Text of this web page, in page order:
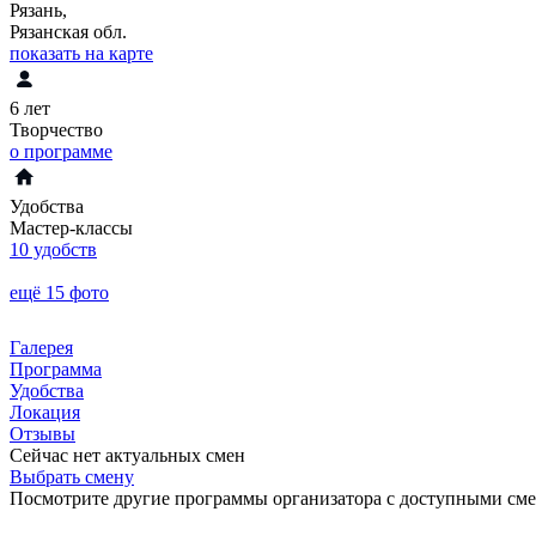
Рязань,
Рязанская обл.
показать на карте
6 лет
Творчество
о программе
Удобства
Мастер-классы
10 удобств
ещё 15 фото
Галерея
Программа
Удобства
Локация
Отзывы
Сейчас нет актуальных смен
Выбрать смену
Посмотрите другие программы организатора с доступными